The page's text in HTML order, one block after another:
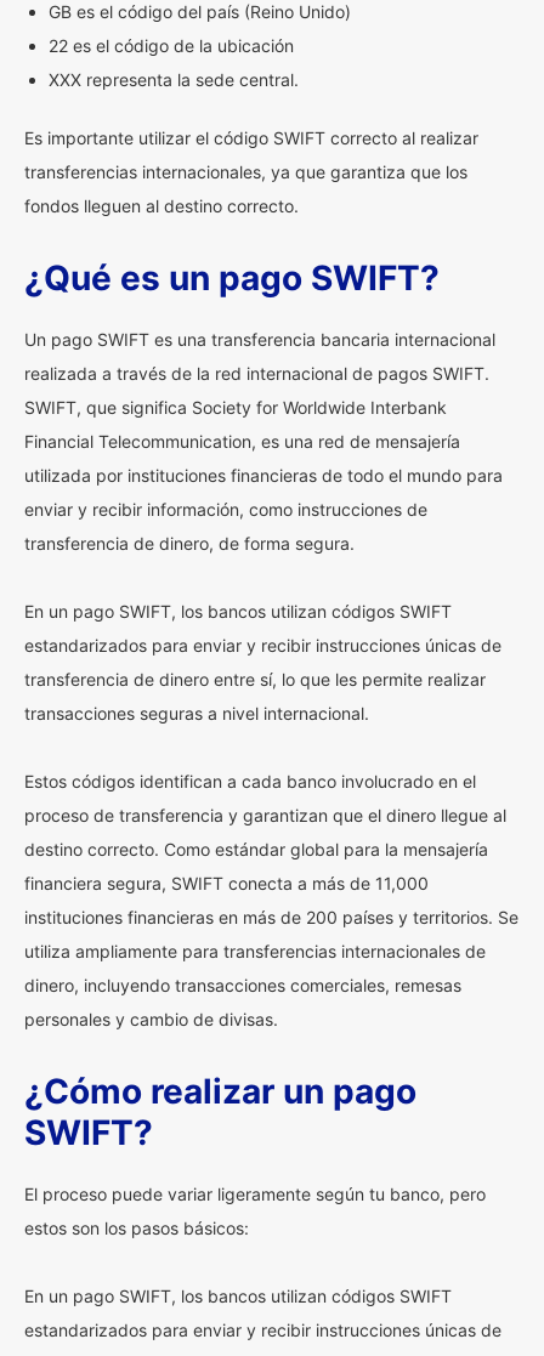
GB es el código del país (Reino Unido)
22 es el código de la ubicación
XXX representa la sede central.
Es importante utilizar el código SWIFT correcto al realizar
transferencias internacionales, ya que garantiza que los
fondos lleguen al destino correcto.
¿Qué es un pago SWIFT?
Un pago SWIFT es una transferencia bancaria internacional
realizada a través de la red internacional de pagos SWIFT.
SWIFT, que significa Society for Worldwide Interbank
Financial Telecommunication, es una red de mensajería
utilizada por instituciones financieras de todo el mundo para
enviar y recibir información, como instrucciones de
transferencia de dinero, de forma segura.
En un pago SWIFT, los bancos utilizan códigos SWIFT
estandarizados para enviar y recibir instrucciones únicas de
transferencia de dinero entre sí, lo que les permite realizar
transacciones seguras a nivel internacional.
Estos códigos identifican a cada banco involucrado en el
proceso de transferencia y garantizan que el dinero llegue al
destino correcto. Como estándar global para la mensajería
financiera segura, SWIFT conecta a más de 11,000
instituciones financieras en más de 200 países y territorios. Se
utiliza ampliamente para transferencias internacionales de
dinero, incluyendo transacciones comerciales, remesas
personales y cambio de divisas.
¿Cómo realizar un pago
SWIFT?
El proceso puede variar ligeramente según tu banco, pero
estos son los pasos básicos:
En un pago SWIFT, los bancos utilizan códigos SWIFT
estandarizados para enviar y recibir instrucciones únicas de